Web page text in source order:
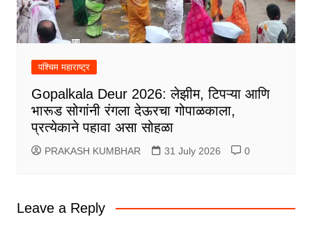
पश्चिम महाराष्ट्र
Gopalkala Deur 2026: लेझीम, टिपऱ्या आणि
भारूड सोगांनी रंगला देऊरचा गोपाळकाला,
प्रत्येकाने पहावा असा सोहळा
PRAKASH KUMBHAR 31 July 2026 0
Leave a Reply